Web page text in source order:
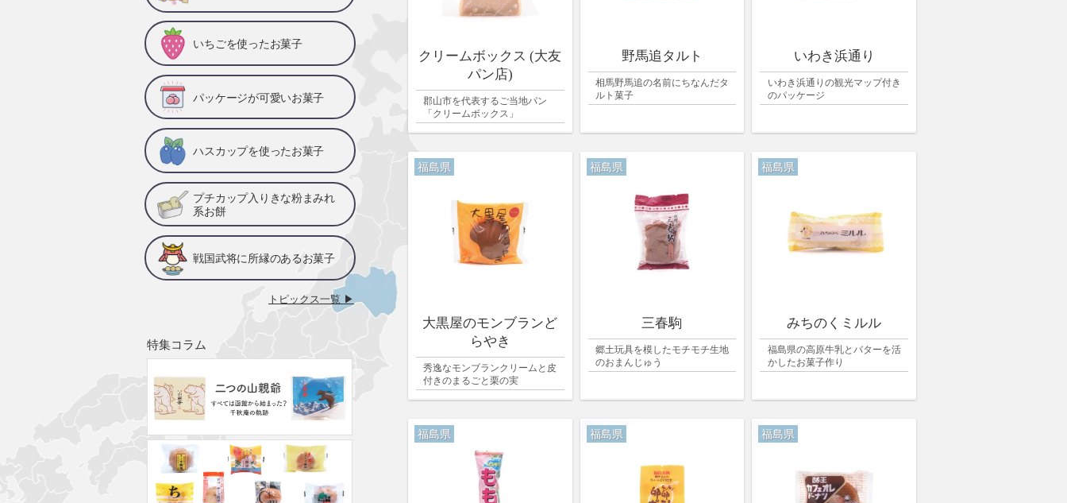
いちごを使ったお菓子
パッケージが可愛いお菓子
ハスカップを使ったお菓子
プチカップ入りきな粉まみれ
系お餅
戦国武将に所縁のあるお菓子
トピックス一覧 ▶
特集コラム
クリームボックス (大友
パン店)
郡山市を代表するご当地パン
「クリームボックス」
野馬追タルト
相馬野馬追の名前にちなんだタ
ルト菓子
いわき浜通り
いわき浜通りの観光マップ付き
のパッケージ
福島県
大黒屋のモンブランど
らやき
秀逸なモンブランクリームと皮
付きのまるごと栗の実
福島県
三春駒
郷土玩具を模したモチモチ生地
のおまんじゅう
福島県
みちのくミルル
福島県の高原牛乳とバターを活
かしたお菓子作り
福島県 福島県 福島県